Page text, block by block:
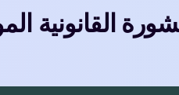
القانونية